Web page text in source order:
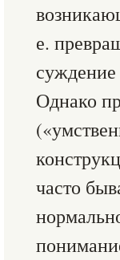
е.
Однако
часто